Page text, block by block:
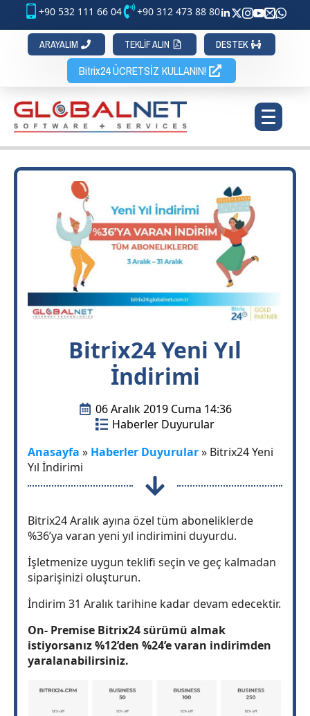
+90 532 111 66 04 +90 312 473 88 80
ARAYALIM TEKLİF ALIN DESTEK
Bitrix24 ÜCRETSİZ KULLANIN!
Bitrix24 Yeni Yıl
İndirimi
06 Aralık 2019 Cuma 14:36
Haberler Duyurular
Anasayfa » Haberler Duyurular» Bitrix24 Yeni
Yıl İndirimi
Bitrix24 Aralık ayına özel tüm aboneliklerde
%36’ya varan yeni yıl indirimini duyurdu.
İşletmenize uygun teklifi seçin ve geç kalmadan
siparişinizi oluşturun.
İndirim 31 Aralık tarihine kadar devam edecektir.
On- Premise Bitrix24 sürümü almak
istiyorsanız %12’den %24’e varan indirimden
yaralanabilirsiniz.